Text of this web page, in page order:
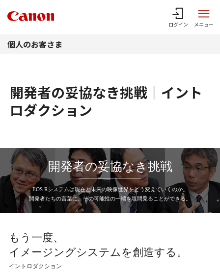
ログイン メニュー
個人のお客さま
開発者の妥協なき挑戦｜イント
ロダクション
開発者の妥協なき挑戦
EOS Rシステムは現在と未来の映像世界をどう変えていくのか。
開発者たちの言葉に、その可能性の一端を垣間見ることができる。
もう一度、
イメージングシステムを創造する。
イントロダクション